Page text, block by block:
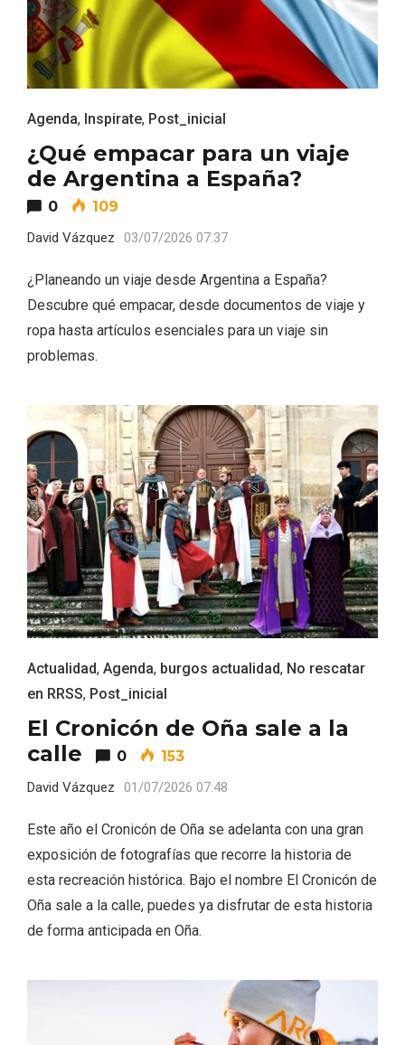
Agenda, Inspirate, Post_inicial
¿Qué empacar para un viaje
de Argentina a España?
0 109
David Vázquez 03/07/2026 07:37
¿Planeando un viaje desde Argentina a España?
Descubre qué empacar, desde documentos de viaje y
ropa hasta artículos esenciales para un viaje sin
problemas.
Actualidad, Agenda, burgos actualidad, No rescatar
en RRSS, Post_inicial
El Cronicón de Oña sale a la
calle
0 153
David Vázquez 01/07/2026 07:48
Este año el Cronicón de Oña se adelanta con una gran
exposición de fotografías que recorre la historia de
esta recreación histórica. Bajo el nombre El Cronicón de
Oña sale a la calle, puedes ya disfrutar de esta historia
de forma anticipada en Oña.
Serrada
La zonificación como recurso turístico
de la Ruta del Vino de Rueda